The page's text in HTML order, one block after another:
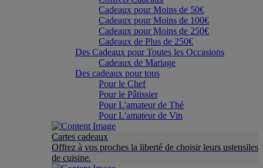
Cadeaux pour Moins de 50€
Cadeaux pour Moins de 100€
Cadeaux pour Moins de 250€
Cadeaux de Plus de 250€
Des Cadeaux pour Toutes les Occasions
Cadeaux de Mariage
Des cadeaux pour tous
Pour le Chef
Pour le Pâtissier
Pour L'amateur de Thé
Pour L'amateur de Vin
Cartes cadeaux
Offrez à vos proches la liberté de choisir leurs ustensiles
de cuisine.